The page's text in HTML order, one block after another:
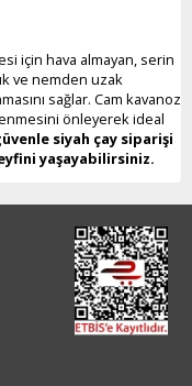
için hava almayan, serin
ve nemden uzak
sağlar. Cam kavanoz
önleyerek ideal
siyah çay siparişi
yaşayabilirsiniz.